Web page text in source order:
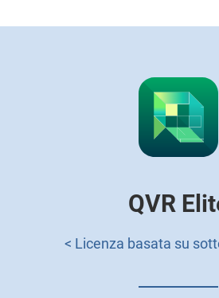
QVR
< Licenza basata su